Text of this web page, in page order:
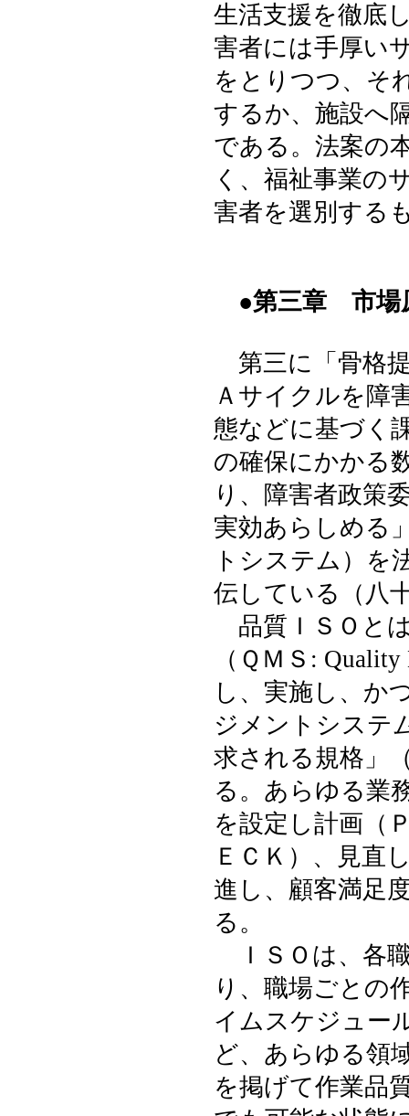
生活支援を徹底
害者には手厚い
をとりつつ、そ
するか、施設へ
である。法案の
く、福祉事業の
害者を選別する
●第三章 市場
第三に「骨格
Ａサイクルを障
態などに基づく
の確保にかかる
り、障害者政策
実効あらしめる
トシステム）を
伝している（八
品質ＩＳＯと
（ＱＭＳ:
し、実施し、か
ジメントシステ
求される規格」
る。あらゆる業
を設定し計画（
ＥＣＫ）、見直
進し、顧客満足
る。
ＩＳＯは、各
り、職場ごとの
イムスケジュー
ど、あらゆる領
を掲げて作業品